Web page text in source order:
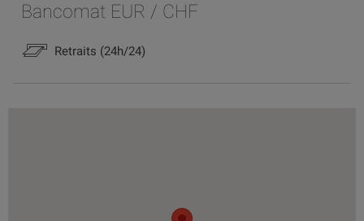
Bancomat EUR / CHF
Retraits (24h/24)